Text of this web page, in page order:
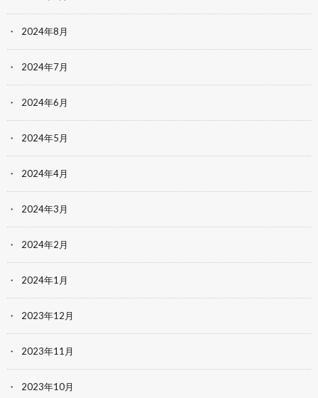
2024年8月
2024年7月
2024年6月
2024年5月
2024年4月
2024年3月
2024年2月
2024年1月
2023年12月
2023年11月
2023年10月